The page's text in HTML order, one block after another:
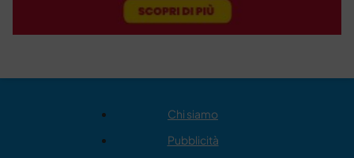
Chi siamo
Pubblicità